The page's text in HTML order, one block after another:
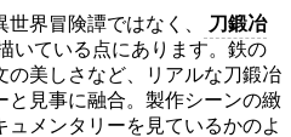
界冒険譚ではなく、
刀鍛冶
いている点にあります。鉄の
の美しさなど、リアルな刀鍛冶
と見事に融合。製作シーンの緻
メンタリーを見ているかのよ